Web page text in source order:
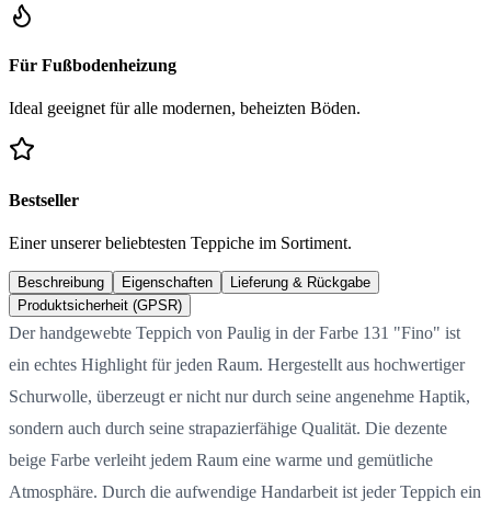
Für Fußbodenheizung
Ideal geeignet für alle modernen, beheizten Böden.
Bestseller
Einer unserer beliebtesten Teppiche im Sortiment.
Beschreibung Eigenschaften
Lieferung & Rückgabe
Produktsicherheit (GPSR)
Der handgewebte Teppich von Paulig in der Farbe 131 "Fino" ist
ein echtes Highlight für jeden Raum. Hergestellt aus hochwertiger
Schurwolle, überzeugt er nicht nur durch seine angenehme Haptik,
sondern auch durch seine strapazierfähige Qualität. Die dezente
beige Farbe verleiht jedem Raum eine warme und gemütliche
Atmosphäre. Durch die aufwendige Handarbeit ist jeder Teppich ein